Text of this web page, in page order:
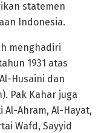
statemen
Indonesia.
menghadiri
1931 atas
Husaini dan
Pak Kahar juga
Ahram, Al-Hayat,
Wafd, Sayyid